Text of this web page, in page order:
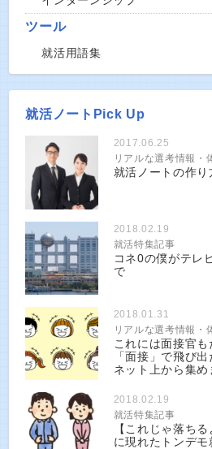
ツール
就活用語集
就活ノートPick Up
2017.06.25
リアルな選考情報・
就活ノートの作り
2018.02.19
就活特集記事
コネ0の僕がテレ
で
2018.01.31
リアルな選考情報・
これには面接官
「面接」で飛び
ネット上から集め
2018.02.19
就活特集記事
【これじゃ落ち
に現れたトンデモ